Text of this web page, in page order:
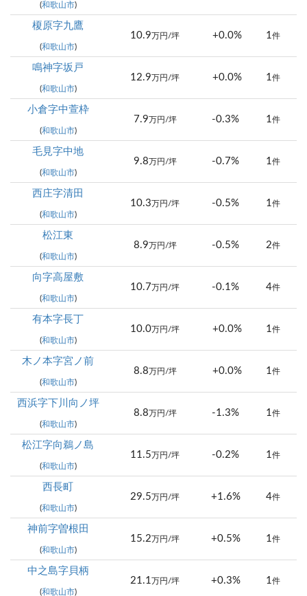
(和歌山市)
榎原字九鷹
(和歌山市)
10.9 万円/坪 +0.0% 1件
鳴神字坂戸
(和歌山市)
12.9 万円/坪 +0.0% 1件
小倉字中萱枠
(和歌山市)
7.9 万円/坪 -0.3% 1件
毛見字中地
(和歌山市)
9.8 万円/坪 -0.7% 1件
西庄字清田
(和歌山市)
10.3 万円/坪 -0.5% 1件
松江東
(和歌山市)
8.9 万円/坪 -0.5% 2件
向字高屋敷
(和歌山市)
10.7 万円/坪 -0.1% 4件
有本字長丁
(和歌山市)
10.0万円/坪 +0.0% 1件
木ノ本字宮ノ前
(和歌山市)
8.8 万円/坪 +0.0% 1件
西浜字下川向ノ坪
(和歌山市)
8.8 万円/坪 -1.3% 1件
松江字向鵜ノ島
(和歌山市)
11.5 万円/坪 -0.2% 1件
西長町
(和歌山市)
29.5 万円/坪 +1.6% 4件
神前字曽根田
(和歌山市)
15.2 万円/坪 +0.5% 1件
中之島字貝柄
(和歌山市)
21.1 万円/坪 +0.3% 1件